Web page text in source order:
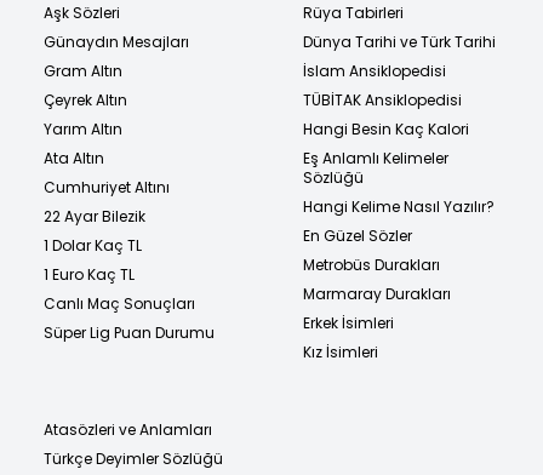
Aşk Sözleri
Günaydın Mesajları
Gram Altın
Çeyrek Altın
Yarım Altın
Ata Altın
Cumhuriyet Altını
22 Ayar Bilezik
1 Dolar Kaç TL
1 Euro Kaç TL
Canlı Maç Sonuçları
Süper Lig Puan Durumu
Rüya Tabirleri
Dünya Tarihi ve Türk Tarihi
İslam Ansiklopedisi
TÜBİTAK Ansiklopedisi
Hangi Besin Kaç Kalori
Eş Anlamlı Kelimeler
Sözlüğü
Hangi Kelime Nasıl Yazılır?
En Güzel Sözler
Metrobüs Durakları
Marmaray Durakları
Erkek İsimleri
Kız İsimleri
Atasözleri ve Anlamları
Türkçe Deyimler Sözlüğü